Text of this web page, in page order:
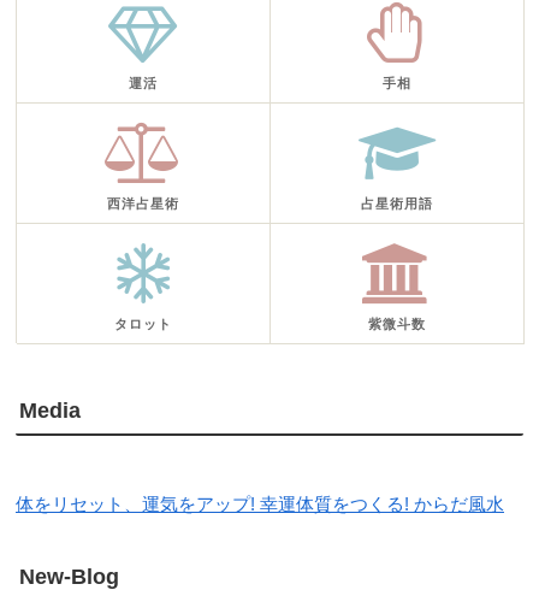
運活 手相
西洋占星術 占星術用語
タロット 紫微斗数
Media
体をリセット、運気をアップ! 幸運体質をつくる! からだ風水
New-Blog